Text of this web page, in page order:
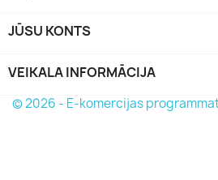
JŪSU KONTS
VEIKALA INFORMĀCIJA
© 2026 - E-komercijas